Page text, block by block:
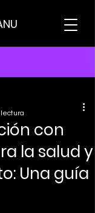
con
la salud y
Una guía